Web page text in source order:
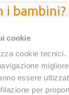
cookie
cookie tecnici.
essere
per
i bambini?
avuto
e l’aspetto
altre. Dalle
e parchi